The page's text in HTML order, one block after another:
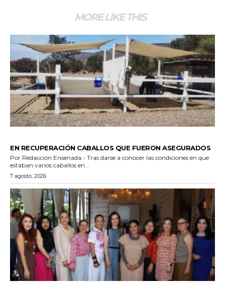
MORE LIKE THIS
EN RECUPERACIÓN CABALLOS QUE FUERON ASEGURADOS
Por Redacción Ensenada.- Tras darse a conocer las condiciones en que
estaban varios caballos en...
7 agosto, 2026